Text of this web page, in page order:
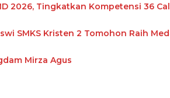
2026, Tingkatkan Kompetensi 36
SMKS Kristen 2 Tomohon Raih
Mirza Agus